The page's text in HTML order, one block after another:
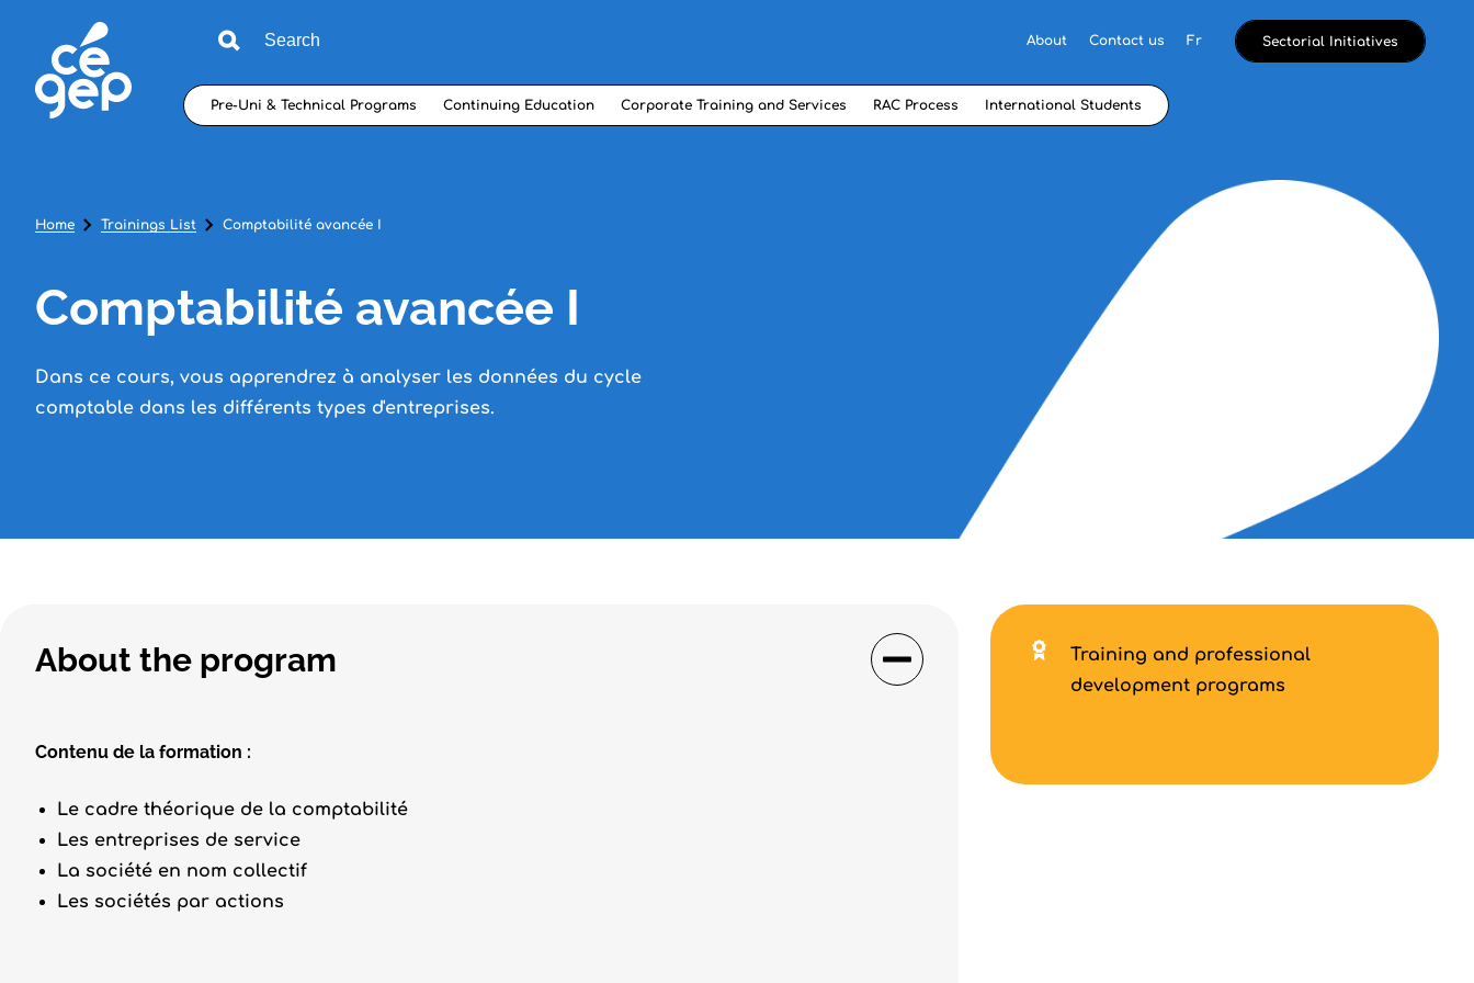
About Contact us Fr Sectorial Initiatives
Pre-Uni & Technical Programs Continuing Education Corporate Training and Services RAC Process International Students
Home Trainings List Comptabilité avancée I
Comptabilité avancée I
Dans ce cours, vous apprendrez à analyser les données du cycle
comptable dans les différents types d'entreprises.
About the program
Contenu de la formation :
Le cadre théorique de la comptabilité
Les entreprises de service
La société en nom collectif
Les sociétés par actions
Training and professional
development programs